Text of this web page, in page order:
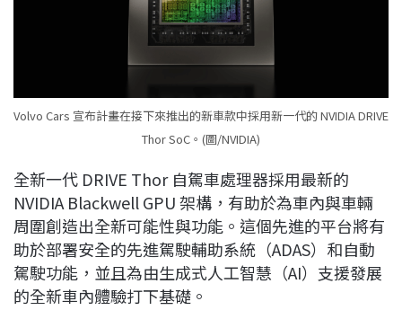
Volvo Cars 宣布計畫在接下來推出的新車款中採用新一代的 NVIDIA DRIVE
Thor SoC。(圖/NVIDIA)
全新一代 DRIVE Thor 自駕車處理器採用最新的
NVIDIA Blackwell GPU 架構，有助於為車內與車輛
周圍創造出全新可能性與功能。這個先進的平台將有
助於部署安全的先進駕駛輔助系統（ADAS）和自動
駕駛功能，並且為由生成式人工智慧（AI）支援發展
的全新車內體驗打下基礎。